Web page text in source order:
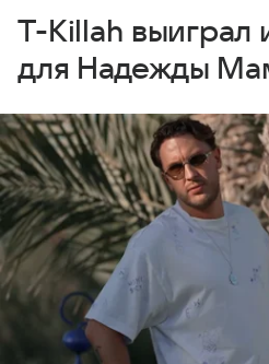
T-Killah выиграл
для Надежды